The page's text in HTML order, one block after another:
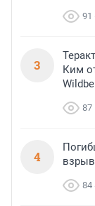
91
3
Ким
87
4
84